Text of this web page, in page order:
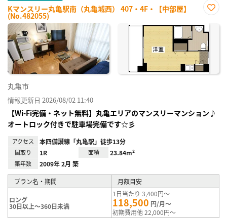
Kマンスリー丸亀駅南（丸亀城西） 407・4F・【中部屋】
(No.482055)
に入
り登
録
丸亀市
情報更新日 2026/08/02 11:40
【Wi-Fi完備・ネット無料】丸亀エリアのマンスリーマンション♪
オートロック付きで駐車場完備です☆彡
アクセス 本四備讃線「丸亀駅」徒歩13分
間取り 1R 面積 23.84m²
築年数 2009年 2月 築
プラン名・期間 月額目安
ロング
30日以上～360日未満
1日当たり 3,400円～
118,500 円/月～
初期費用他 22,000円～